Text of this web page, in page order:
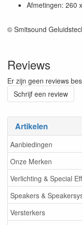
Artikelen
Aanbiedingen
Onze Merken
Verlichting & Special
Speakers &
Versterkers
Afmetingen: 260
© Smitsound
Reviews
Er zijn geen reviews
Schrijf een review